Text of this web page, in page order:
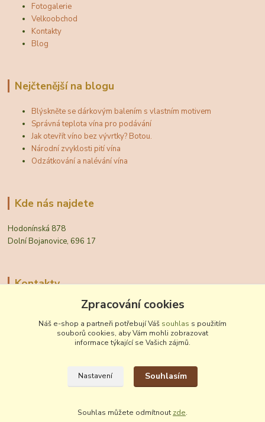
Fotogalerie
Velkoobchod
Kontakty
Blog
Nejčtenější na blogu
Blýskněte se dárkovým balením s vlastním motivem
Správná teplota vína pro podávání
Jak otevřít víno bez vývrtky? Botou.
Národní zvyklosti pití vína
Odzátkování a nalévání vína
Kde nás najdete
Hodonínská 878
Dolní Bojanovice, 696 17
Kontakty
Zákaznická podpora Vinobal
+420 518 372 265
(Po-Pá, 7-15 hod.)
Zpracování cookies
Náš e-shop a partneři potřebují Váš souhlas s použitím
souborů cookies, aby Vám mohli zobrazovat
informace týkající se Vašich zájmů.
Nastavení Souhlasím
Souhlas můžete odmítnout zde.